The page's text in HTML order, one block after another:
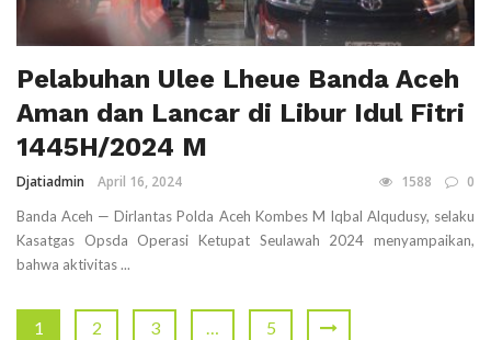
Pelabuhan Ulee Lheue Banda Aceh
Aman dan Lancar di Libur Idul Fitri
1445H/2024 M
Djatiadmin April 16, 2024 1588 0
Banda Aceh — Dirlantas Polda Aceh Kombes M Iqbal Alqudusy, selaku
Kasatgas Opsda Operasi Ketupat Seulawah 2024 menyampaikan,
bahwa aktivitas ...
1 2 3 … 5